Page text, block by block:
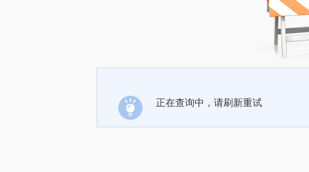
正在查询中，请刷新重试